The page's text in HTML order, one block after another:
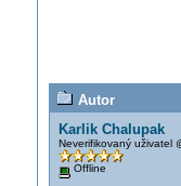
Autor
Karlik Chalupak
Neverifikovaný uživatel
Offline